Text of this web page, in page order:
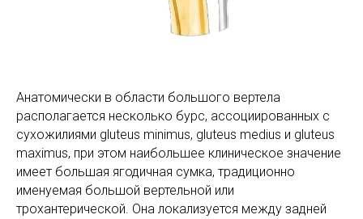
Анатомически в области большого вертела
располагается несколько бурс, ассоциированных с
сухожилиями gluteus minimus, gluteus medius и gluteus
maximus, при этом наибольшее клиническое значение
имеет большая ягодичная сумка, традиционно
именуемая большой вертельной или
трохантерической. Она локализуется между задней